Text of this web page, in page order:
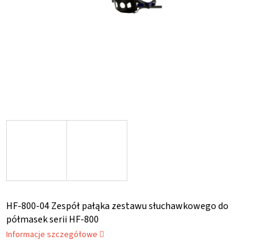
HF-800-04 Zespół pałąka zestawu słuchawkowego do
półmasek serii HF-800
Informacje szczegółowe